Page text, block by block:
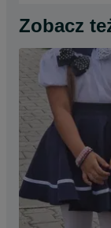
Zobacz